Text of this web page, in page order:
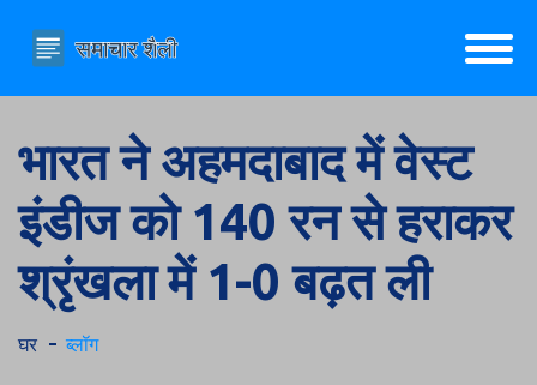
भारत ने अहमदाबाद में वेस्ट
इंडीज को 140 रन से हराकर
श्रृंखला में 1-0 बढ़त ली
घर ब्लॉग